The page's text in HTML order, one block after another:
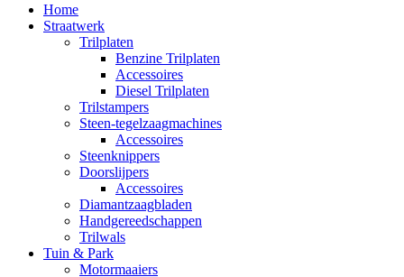
Home
Straatwerk
Trilplaten
Benzine Trilplaten
Accessoires
Diesel Trilplaten
Trilstampers
Steen-tegelzaagmachines
Accessoires
Steenknippers
Doorslijpers
Accessoires
Diamantzaagbladen
Handgereedschappen
Trilwals
Tuin & Park
Motormaaiers